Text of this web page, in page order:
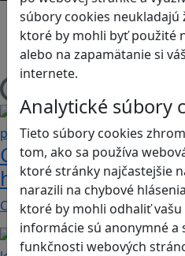
súbory cookies neukladajú
ktoré by mohli byť použité
alebo na zapamätanie si
internete.
Analytické súbory
Tieto súbory cookies
tom, ako sa používa
ktoré stránky najčastejšie
narazili na chybové
ktoré by mohli odhaliť
informácie sú anonymné a
funkčnosti webových
Android
Herná konzola
Stolové, kartové
Načítam blogy
Construct 2
hry bez znalosti
Chceli by ste vaše deti